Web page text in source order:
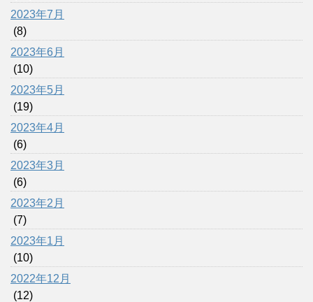
2023年7月
(8)
2023年6月
(10)
2023年5月
(19)
2023年4月
(6)
2023年3月
(6)
2023年2月
(7)
2023年1月
(10)
2022年12月
(12)